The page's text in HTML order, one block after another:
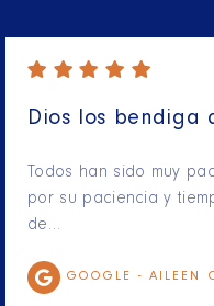
Dios los bendiga
Todos han sido muy
por su paciencia y
de…
GOOGLE - AILEEN